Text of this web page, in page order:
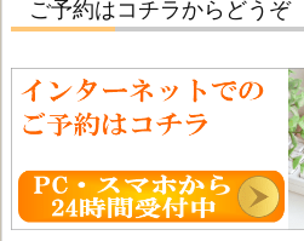
ご予約はコチラからどうぞ